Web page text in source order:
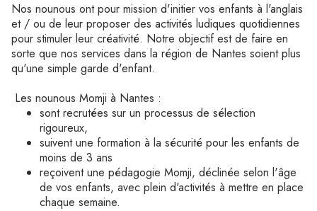
Nos nounous ont pour mission d'initier vos enfants à l'anglais
et / ou de leur proposer des activités ludiques quotidiennes
pour stimuler leur créativité. Notre objectif est de faire en
sorte que nos services dans la région de Nantes soient plus
qu'une simple garde d'enfant.
Les nounous Momji à Nantes :
sont recrutées sur un processus de sélection
rigoureux,
suivent une formation à la sécurité pour les enfants de
moins de 3 ans
reçoivent une pédagogie Momji, déclinée selon l'âge
de vos enfants, avec plein d'activités à mettre en place
chaque semaine.